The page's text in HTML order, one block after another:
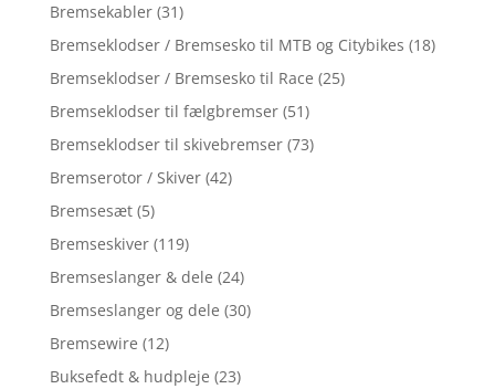
Bremsekabler (31)
Bremseklodser / Bremsesko til MTB og Citybikes (18)
Bremseklodser / Bremsesko til Race (25)
Bremseklodser til fælgbremser (51)
Bremseklodser til skivebremser (73)
Bremserotor / Skiver (42)
Bremsesæt (5)
Bremseskiver (119)
Bremseslanger & dele (24)
Bremseslanger og dele (30)
Bremsewire (12)
Buksefedt & hudpleje (23)